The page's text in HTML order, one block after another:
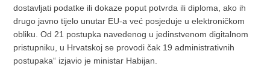
dostavljati podatke ili dokaze poput potvrda ili diploma, ako ih
drugo javno tijelo unutar EU-a već posjeduje u elektroničkom
obliku. Od 21 postupka navedenog u jedinstvenom digitalnom
pristupniku, u Hrvatskoj se provodi čak 19 administrativnih
postupaka“ izjavio je ministar Habijan.